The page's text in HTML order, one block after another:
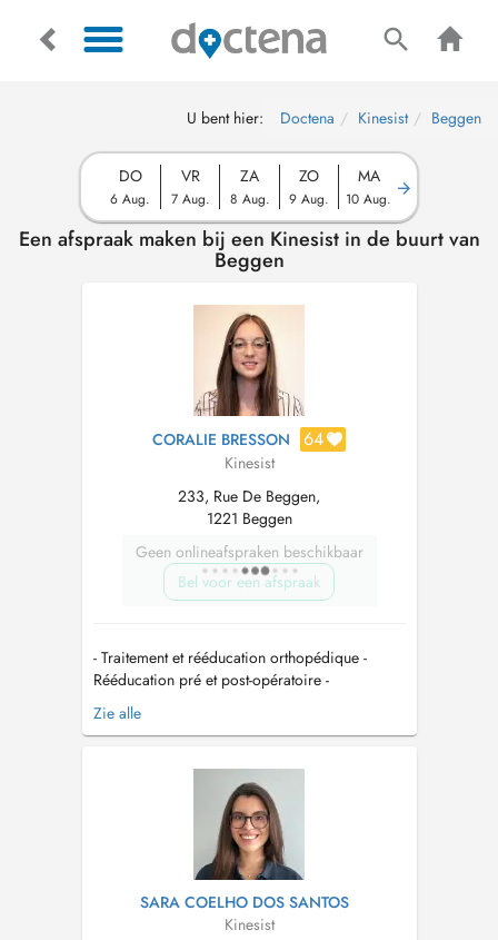
U bent hier: Doctena Kinesist Beggen
DO
6 Aug.
VR
7 Aug.
ZA
8 Aug.
ZO
9 Aug.
MA
10 Aug.
Een afspraak maken bij een Kinesist in de buurt van
Beggen
CORALIE BRESSON 64
Kinesist
233, Rue De Beggen,
1221 Beggen
Geen onlineafspraken beschikbaar
Bel voor een afspraak
- Traitement et rééducation orthopédique -
Rééducation pré et post-opératoire -
Kinésithérapie du sport - Cours de Pilates
(individuel ou duo) Diplômée en 2021, je
adaptée aux objectifs de chaque patient. Mon
but est de vous accompagner tout au lo...
Zie alle
SARA COELHO DOS SANTOS
Kinesist